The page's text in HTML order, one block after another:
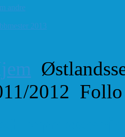
andre
2013
2012